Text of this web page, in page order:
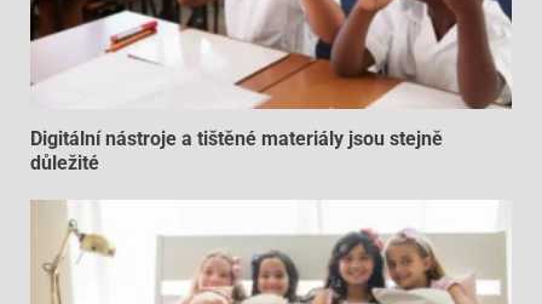
Digitální nástroje a tištěné materiály jsou stejně
důležité